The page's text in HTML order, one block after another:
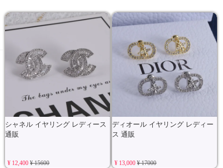
シャネル イヤリング レディース
通販
¥ 12,400¥ 15600
ディオール イヤリング レディー
ス 通販
¥ 13,000¥ 17000